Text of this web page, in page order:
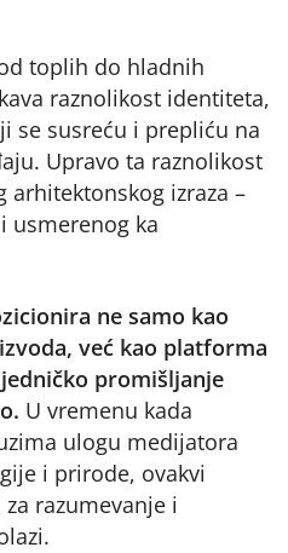
toplih do hladnih
raznolikost identiteta,
se susreću i prepliću na
Upravo ta raznolikost
arhitektonskog izraza –
usmerenog ka
ne samo kao
već kao platforma
promišljanje
U vremenu kada
ulogu medijatora
i prirode, ovakvi
razumevanje i